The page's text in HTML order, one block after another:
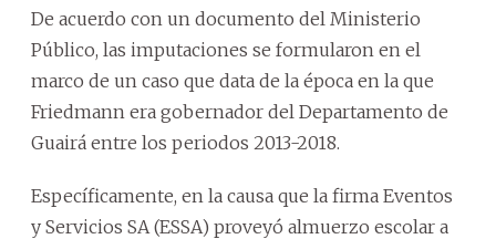
De acuerdo con un documento del Ministerio
Público, las imputaciones se formularon en el
marco de un caso que data de la época en la que
Friedmann era gobernador del Departamento de
Guairá entre los periodos 2013-2018.
Específicamente, en la causa que la firma Eventos
y Servicios SA (ESSA) proveyó almuerzo escolar a